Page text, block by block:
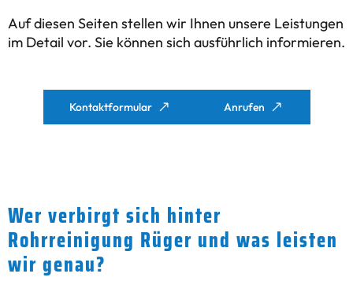
Auf diesen Seiten stellen wir Ihnen unsere Leistungen
im Detail vor. Sie können sich ausführlich informieren.
Kontaktformular Anrufen
Wer verbirgt sich hinter
Rohrreinigung Rüger und was leisten
wir genau?